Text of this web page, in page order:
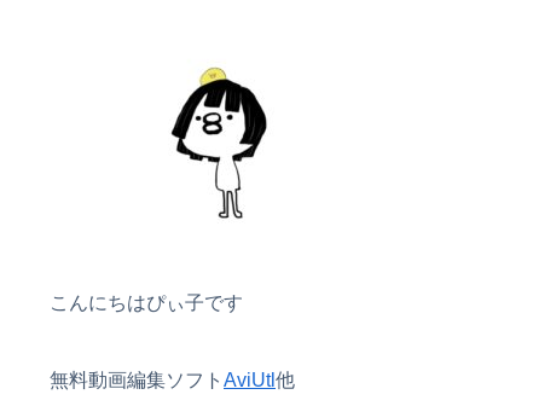
こんにちはぴぃ子です
無料動画編集ソフト AviUtl他